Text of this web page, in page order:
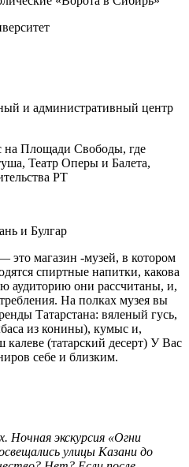
и административный центр
на Площади Свободы, где
Театр Оперы и Балета,
РТ
это магазин -музей, в котором
спиртные напитки, какова
аудиторию они рассчитаны, и,
На полках музея вы
Татарстана: вяленый гусь,
из конины), кумыс и,
(татарский десерт) У Вас
себе и близким.
Ночная экскурсия «Огни
улицы Казани до